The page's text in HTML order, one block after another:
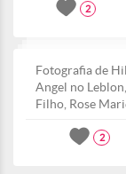
2
Fotografia de
Angel no
Filho, Rose
2